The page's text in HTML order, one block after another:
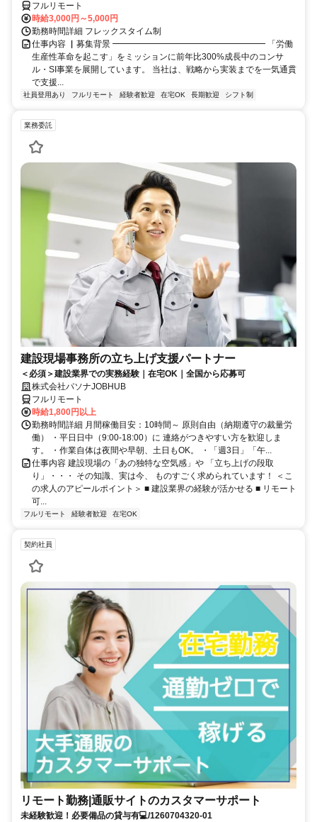
フルリモート
時給3,000円～5,000円
勤務時間詳細 フレックスタイム制
仕事内容 ▏募集背景 ━━━━━━━━━━━━━━━━━━ 「労働
生産性革命を起こす」をミッションに前年比300%成長中のコンサ
ル・SI事業を展開しています。 当社は、戦略から実装までを一気通貫
で支援...
社員登用あり フルリモート 経験者歓迎 在宅OK 長期歓迎 シフト制
業務委託
建設現場事務所の立ち上げ支援パートナー
＜必須＞建設業界での実務経験｜在宅OK｜全国から応募可
株式会社パソナJOBHUB
フルリモート
時給1,800円以上
勤務時間詳細 月間稼働目安：10時間～ 原則自由（納期遵守の裁量労
働） ・平日日中（9:00-18:00）に 連絡がつきやすい方を歓迎しま
す。 ・作業自体は夜間や早朝、土日もOK。 ・「週3日」「午...
仕事内容 建設現場の「あの独特な空気感」や 「立ち上げの段取
り」・・・ その知識、実は今、 ものすごく求められています！ ＜こ
の求人のアピールポイント＞ ■ 建設業界の経験が活かせる ■ リモート
可...
フルリモート 経験者歓迎 在宅OK
契約社員
リモート勤務|通販サイトのカスタマーサポート
未経験歓迎！必要備品の貸与有💻/1260704320-01